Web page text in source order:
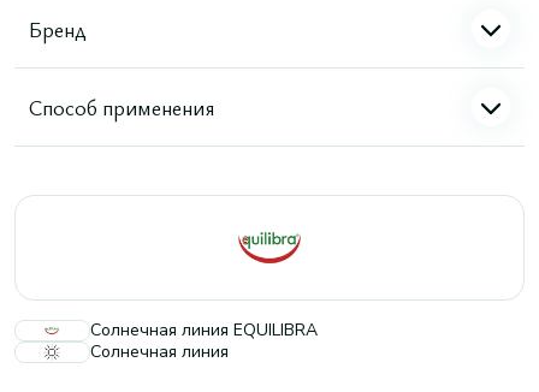
Бренд
Способ применения
Солнечная линия EQUILIBRA
Солнечная линия